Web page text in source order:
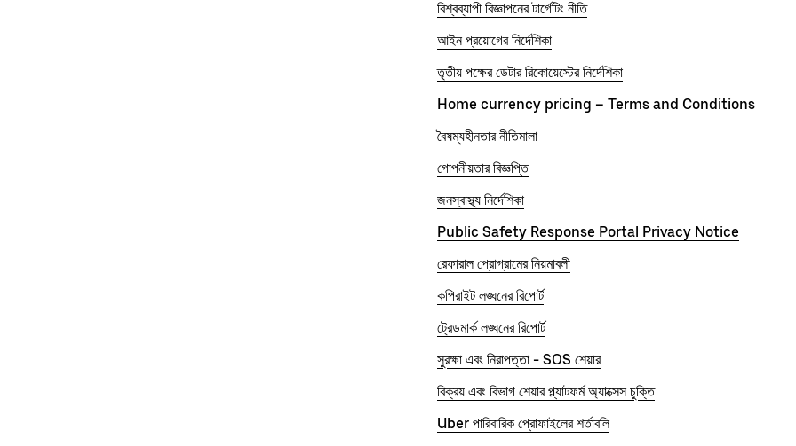
বিশ্বব্যাপী বিজ্ঞাপনের টার্গেটিং নীতি
আইন প্রয়োগের নির্দেশিকা
তৃতীয় পক্ষের ডেটার রিকোয়েস্টের নির্দেশিকা
Home currency pricing – Terms and Conditions
বৈষম্যহীনতার নীতিমালা
গোপনীয়তার বিজ্ঞপ্তি
জনস্বাস্থ্য নির্দেশিকা
Public Safety Response Portal Privacy Notice
রেফারাল প্রোগ্রামের নিয়মাবলী
কপিরাইট লঙ্ঘনের রিপোর্ট
ট্রেডমার্ক লঙ্ঘনের রিপোর্ট
সুরক্ষা এবং নিরাপত্তা - SOS শেয়ার
বিক্রয় এবং বিভাগ শেয়ার প্ল্যাটফর্ম অ্যাক্সেস চুক্তি
Uber পারিবারিক প্রোফাইলের শর্তাবলি